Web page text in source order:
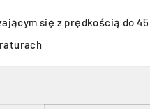
się z prędkością do